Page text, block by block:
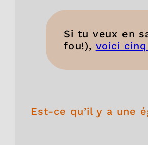
Si tu veux en
fou!), voici
Est-ce qu’il y a une